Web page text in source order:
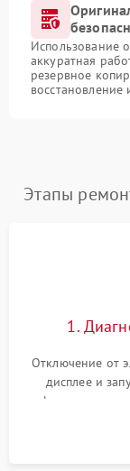
Использование
аккуратная
резервное
Этапы
1.
Отключение от
дисплее и
фильтра,
неисправностях